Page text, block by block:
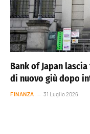
Bank of Japan
di nuovo giù dopo
FINANZA 31 Luglio 2026